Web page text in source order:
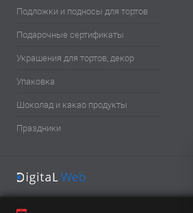
Подложки и подносы для тортов
Подарочные сертификаты
Украшения для тортов, декор
Упаковка
Шоколад и какао продукты
Праздники